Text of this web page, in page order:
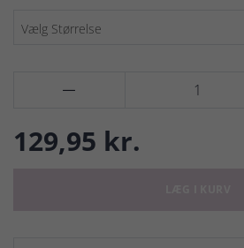

129,95 kr.